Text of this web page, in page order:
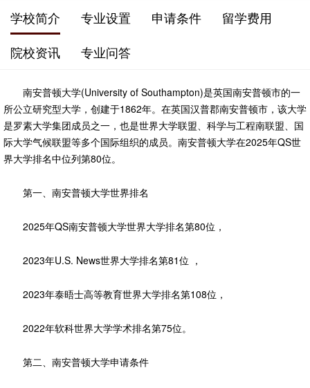
学校简介 专业设置 申请条件
留学费用
院校资讯
专业问答
南安普顿大学(University of Southampton)是英国南安普顿市的一
所公立研究型大学，创建于1862年。在英国汉普郡南安普顿市，该大学
是罗素大学集团成员之一，也是世界大学联盟、科学与工程南联盟、国
际大学气候联盟等多个国际组织的成员。南安普顿大学在2025年QS世
界大学排名中位列第80位。
第一、南安普顿大学世界排名
2025年QS南安普顿大学世界大学排名第80位，
2023年U.S. News世界大学排名第81位 ，
2023年泰晤士高等教育世界大学排名第108位，
2022年软科世界大学学术排名第75位。
第二、南安普顿大学申请条件